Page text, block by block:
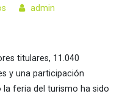
admin
titulares, 11.040
y una participación
la feria del turismo ha sido